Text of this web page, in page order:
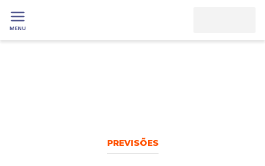
MENU
PREVISÕES